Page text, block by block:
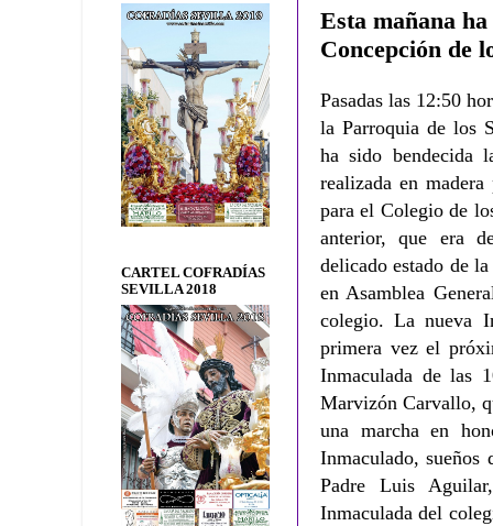
Esta mañana
Concepción de
Pasadas las 12:50
la Parroquia de los
ha sido bendecida
realizada en
para el Colegio de
anterior, que era
delicado estado de
en Asamblea
colegio. La nueva
primera vez el
Inmaculada de las
Marvizón Carvallo,
una marcha en
Inmaculado, sueños
Padre Luis
Inmaculada del
CARTEL COFRADÍAS
SEVILLA 2018